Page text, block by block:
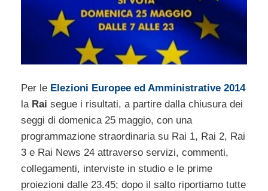
Per le Elezioni Europee ed Amministrative 2014
la Rai segue i risultati, a partire dalla chiusura dei
seggi di domenica 25 maggio, con una
programmazione straordinaria su Rai 1, Rai 2, Rai
3 e Rai News 24 attraverso servizi, commenti,
collegamenti, interviste in studio e le prime
proiezioni dalle 23.45; dopo il salto riportiamo tutte